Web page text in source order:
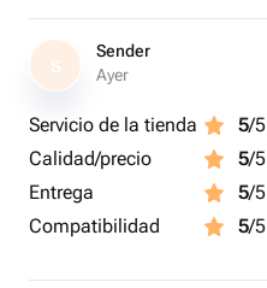
S
Sender
Ayer
Servicio de la tienda 5/5
Calidad/precio
5/5
Entrega
5/5
Compatibilidad
5/5